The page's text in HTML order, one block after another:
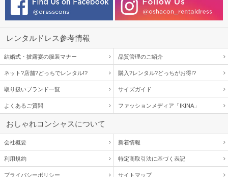
レンタルドレス参考情報
結婚式・披露宴の服装マナー 品質管理のご紹介
ネット?店舗?どっちでレンタル!? 購入?レンタル?どっちがお得!?
取り扱いブランド一覧 サイズガイド
よくあるご質問 ファッションメディア「IKINA」
おしゃれコンシャスについて
会社概要 新着情報
利用規約 特定商取引法に基づく表記
プライバシーポリシー サイトマップ